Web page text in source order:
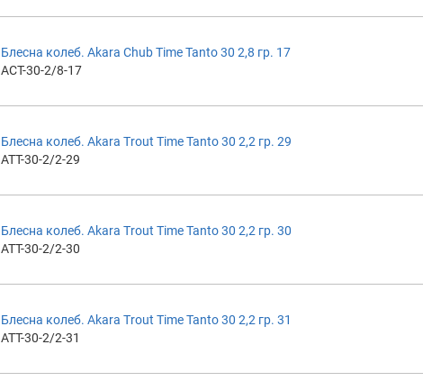
Блесна колеб. Akara Chub Time Tanto 30 2,8 гр. 17
ACT-30-2/8-17
Блесна колеб. Akara Trout Time Tanto 30 2,2 гр. 29
ATT-30-2/2-29
Блесна колеб. Akara Trout Time Tanto 30 2,2 гр. 30
ATT-30-2/2-30
Блесна колеб. Akara Trout Time Tanto 30 2,2 гр. 31
ATT-30-2/2-31